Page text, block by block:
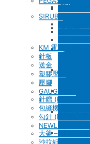
底板&壓框
家用機
沙拉組
大釜擋
剪刀 – 剪
羅拉車零
SIRUBA
KM 電剪
針板
送金
塑膠壓腳
壓腳
GAUGE SET
針鎦 (PEGASUS
包縫機壓腳
勾針 (PEGASUS
NEWLONG NP-7
大釜 – 梭殼 – 鎖芯
沙拉組